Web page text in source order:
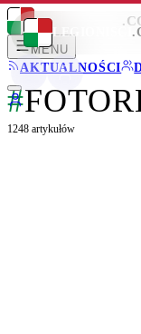
LEGIONISCI
MENU
AKTUALNOŚCI
LEGIONISCI
#
1248 artykułów